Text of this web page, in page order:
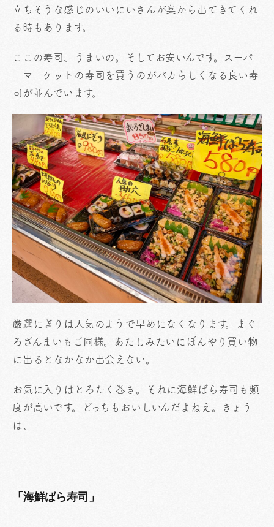
立ちそうな感じのいいにいさんが奥から出てきてくれ
る時もあります。
ここの寿司、うまいの。そしてお安いんです。スーパ
ーマーケットの寿司を買うのがバカらしくなる良い寿
司が並んでいます。
厳選にぎりは人気のようで早めになくなります。まぐ
ろざんまいもご同様。あたしみたいにぼんやり買い物
に出るとなかなか出会えない。
お気に入りはとろたく巻き。それに海鮮ばら寿司も頻
度が高いです。どっちもおいしいんだよねえ。きょう
は、
「海鮮ばら寿司」